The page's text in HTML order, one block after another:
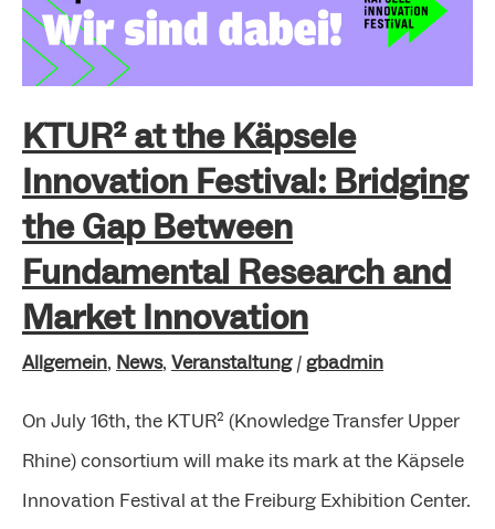
KTUR² at the Käpsele
Innovation Festival: Bridging
the Gap Between
Fundamental Research and
Market Innovation
Allgemein, News, Veranstaltung/ gbadmin
On July 16th, the KTUR² (Knowledge Transfer Upper
Rhine) consortium will make its mark at the Käpsele
Innovation Festival at the Freiburg Exhibition Center.
Between
Fundamental
Research
and
Market
Innovation